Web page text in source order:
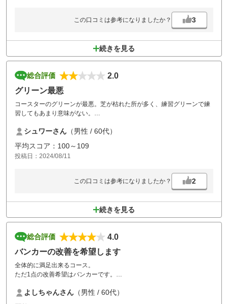
この口コミは参考になりましたか？ 3
続きを見る
総合評価
2.0
グリーン最悪
コースターのグリーンが最悪。芝が枯れた所が多く、練習グリーンで練
習してもあまり意味がない。
シュワーさん （男性 / 60代）
平均スコア：100～109
投稿日：2024/08/11
この口コミは参考になりましたか？ 2
続きを見る
総合評価
4.0
バンカーの改善を希望します
全体的に満足出来るコース。
ただ1点の改善希望はバンカーです。
ればかなり良いコースに仕上がると思います。
また利用させてもらいます。
よしちゃんさん （男性 / 60代）